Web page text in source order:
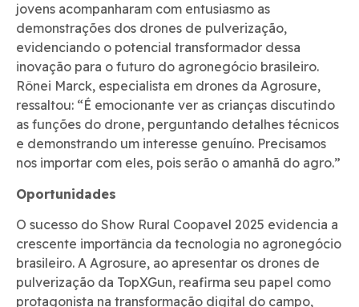
jovens acompanharam com entusiasmo as
demonstrações dos drones de pulverização,
evidenciando o potencial transformador dessa
inovação para o futuro do agronegócio brasileiro.
Rônei Marck, especialista em drones da Agrosure,
ressaltou: “É emocionante ver as crianças discutindo
as funções do drone, perguntando detalhes técnicos
e demonstrando um interesse genuíno. Precisamos
nos importar com eles, pois serão o amanhã do agro.”
Oportunidades
O sucesso do Show Rural Coopavel 2025 evidencia a
crescente importância da tecnologia no agronegócio
brasileiro. A Agrosure, ao apresentar os drones de
pulverização da TopXGun, reafirma seu papel como
protagonista na transformação digital do campo,